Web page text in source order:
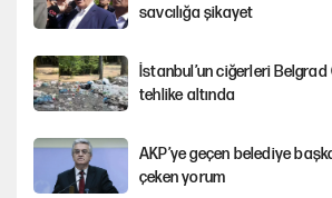
savcılığa şikayet
İstanbul’un ciğerleri Belgrad
tehlike altında
AKP’ye geçen belediye
çeken yorum